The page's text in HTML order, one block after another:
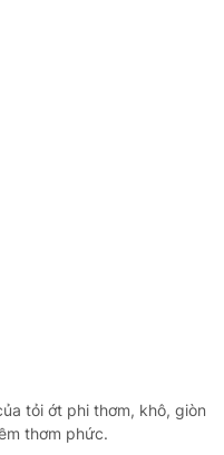
tỏi ớt phi thơm, khô, giòn
thơm phức.